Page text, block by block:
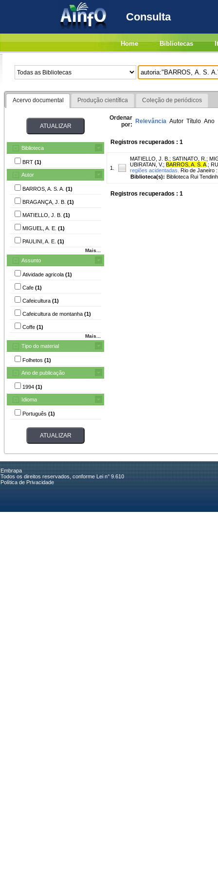
Consulta
Home Bibliotecas
Acervo documental Produção científica Coleção de periódicos
Biblioteca
BRT (1)
Autor
BARROS, A. S. A. (1)
BRAGANÇA, J. B. (1)
MATIELLO, J. B. (1)
MIGUEL, A. E. (1)
PAULINI, A. E. (1)
Mais...
Assunto
Atividade agricola (1)
Cafe (1)
Cafeicultura (1)
Cafeicultura de montanha (1)
Coffe (1)
Mais...
Tipo do material
Folhetos (1)
Ano de publicação
1994 (1)
Idioma
Português (1)
Ordenar
por: Relevância Autor Título Ano
Registros recuperados : 1
1.
MATIELLO, J. B. ; SATINATO, R. ;
UBIRATAN, V.; BARROS, A. S. A ;
regiões acidentadas. Rio de Janeiro
Biblioteca(s): Biblioteca Rui
Registros recuperados : 1
Embrapa
Todos os direitos reservados, conforme Lei n° 9.610
Política de Privacidade